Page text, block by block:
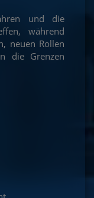
und die
während
neuen Rollen
die Grenzen